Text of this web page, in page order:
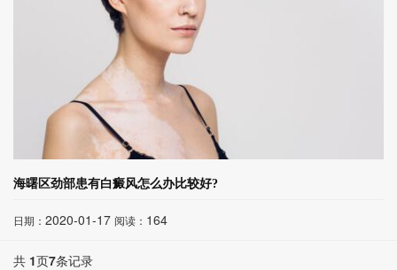
海曙区劲部患有白癜风怎么办比较好?
日期： 2020-01-17 阅读： 164
共 1页7条记录